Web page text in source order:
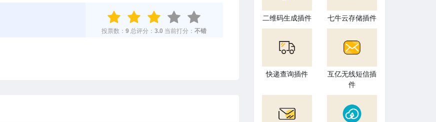
投票数： 9 总评分： 3.0 当前打分： 不错
二维码生成插件 七牛云存储插件
快递查询插件
互亿无线短信插
件